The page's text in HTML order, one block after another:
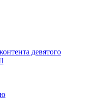
девятого